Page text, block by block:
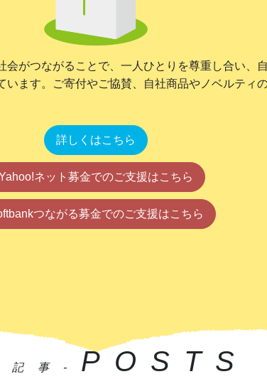
会がつながることで、一人ひとりを尊重し合い、
います。ご寄付やご協賛、自社商品やノベルティ
詳しくはこちら
ネット募金でのご支援はこちら
つながる募金でのご支援はこちら
記事- POSTS